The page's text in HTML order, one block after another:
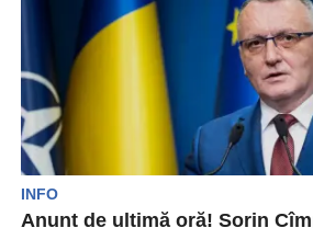
INFO
Anunț de ultimă oră! Sorin